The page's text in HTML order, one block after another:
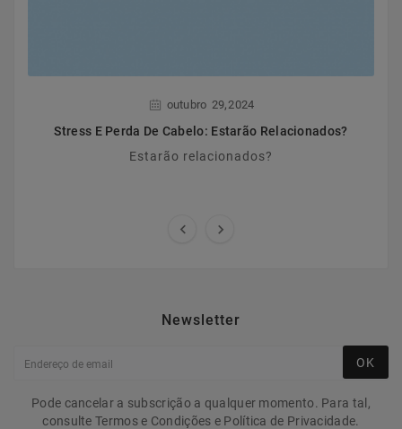
outubro 29, 2024
Stress E Perda De Cabelo: Estarão Relacionados?
Estarão relacionados?
 
Newsletter
OK
Pode cancelar a subscrição a qualquer momento. Para tal,
consulte Termos e Condições e Política de Privacidade.